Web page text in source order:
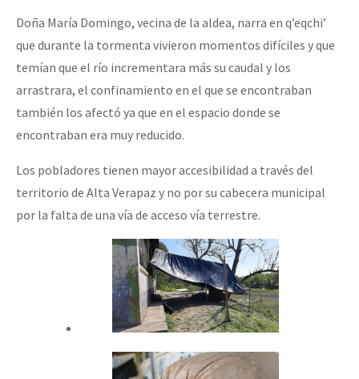
Doña María Domingo, vecina de la aldea, narra en q’eqchi’
que durante la tormenta vivieron momentos difíciles y que
temían que el río incrementara más su caudal y los
arrastrara, el confinamiento en el que se encontraban
también los afectó ya que en el espacio donde se
encontraban era muy reducido.
Los pobladores tienen mayor accesibilidad a través del
territorio de Alta Verapaz y no por su cabecera municipal
por la falta de una vía de acceso vía terrestre.